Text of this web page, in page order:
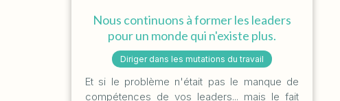
Nous continuons à former les leaders
pour un monde qui n'existe plus.
Diriger dans les mutations du travail
Et si le problème n'était pas le manque de
compétences de vos leaders... mais le fait